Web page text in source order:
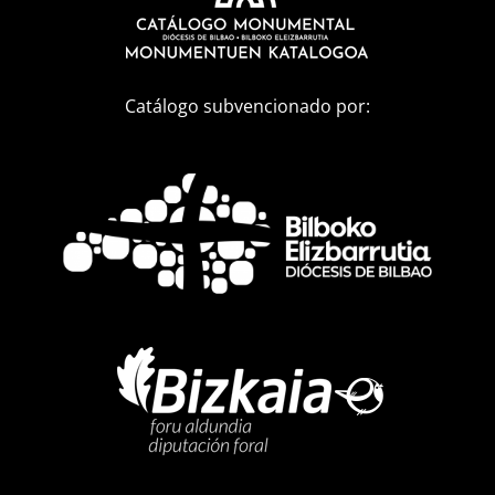
Catálogo subvencionado por: